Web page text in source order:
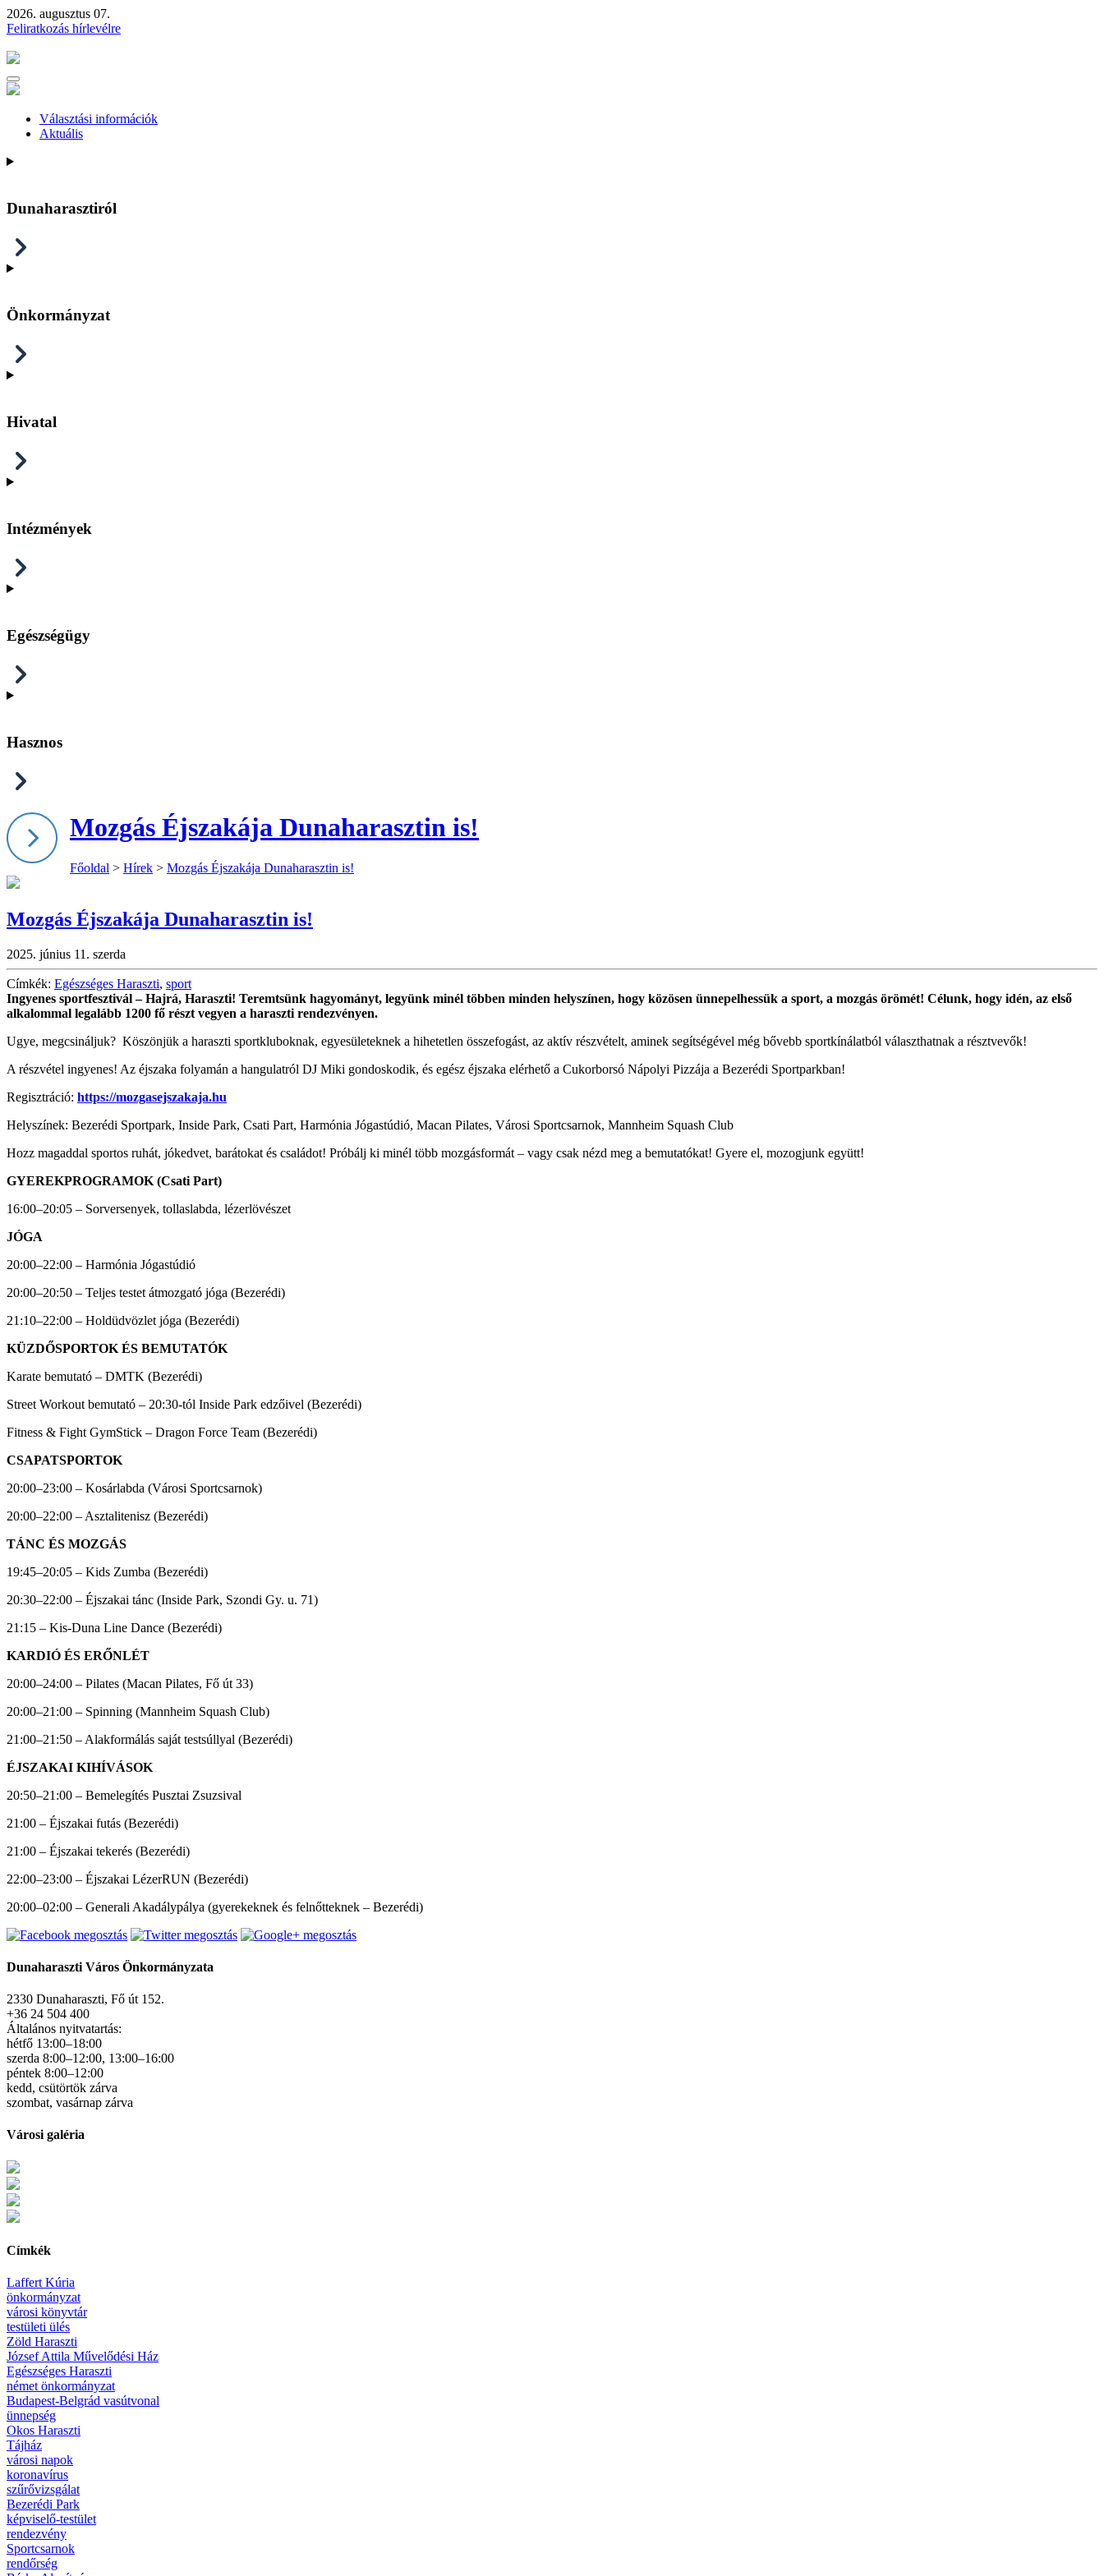
2026. augusztus 07.
Feliratkozás hírlevélre
Választási információk
Aktuális
Dunaharasztiról
Önkormányzat
Hivatal
Intézmények
Egészségügy
Hasznos
Mozgás Éjszakája Dunaharasztin is!
Főoldal > Hírek > Mozgás Éjszakája Dunaharasztin is!
Mozgás Éjszakája Dunaharasztin is!
2025. június 11. szerda
Címkék: Egészséges Haraszti, sport
Ingyenes sportfesztivál – Hajrá, Haraszti! Teremtsünk hagyományt, legyünk minél többen minden helyszínen, hogy közösen ünnepelhessük a sport, a mozgás örömét! Célunk, hogy idén, az első
alkalommal legalább 1200 fő részt vegyen a haraszti rendezvényen.
Ugye, megcsináljuk? Köszönjük a haraszti sportkluboknak, egyesületeknek a hihetetlen összefogást, az aktív részvételt, aminek segítségével még bővebb sportkínálatból választhatnak a résztvevők!
A részvétel ingyenes! Az éjszaka folyamán a hangulatról DJ Miki gondoskodik, és egész éjszaka elérhető a Cukorborsó Nápolyi Pizzája a Bezerédi Sportparkban!
Regisztráció: https://mozgasejszakaja.hu
Helyszínek: Bezerédi Sportpark, Inside Park, Csati Part, Harmónia Jógastúdió, Macan Pilates, Városi Sportcsarnok, Mannheim Squash Club
Hozz magaddal sportos ruhát, jókedvet, barátokat és családot! Próbálj ki minél több mozgásformát – vagy csak nézd meg a bemutatókat! Gyere el, mozogjunk együtt!
GYEREKPROGRAMOK (Csati Part)
16:00–20:05 – Sorversenyek, tollaslabda, lézerlövészet
JÓGA
20:00–22:00 – Harmónia Jógastúdió
20:00–20:50 – Teljes testet átmozgató jóga (Bezerédi)
21:10–22:00 – Holdüdvözlet jóga (Bezerédi)
KÜZDŐSPORTOK ÉS BEMUTATÓK
Karate bemutató – DMTK (Bezerédi)
Street Workout bemutató – 20:30-tól Inside Park edzőivel (Bezerédi)
Fitness & Fight GymStick – Dragon Force Team (Bezerédi)
CSAPATSPORTOK
20:00–23:00 – Kosárlabda (Városi Sportcsarnok)
20:00–22:00 – Asztalitenisz (Bezerédi)
TÁNC ÉS MOZGÁS
19:45–20:05 – Kids Zumba (Bezerédi)
20:30–22:00 – Éjszakai tánc (Inside Park, Szondi Gy. u. 71)
21:15 – Kis-Duna Line Dance (Bezerédi)
KARDIÓ ÉS ERŐNLÉT
20:00–24:00 – Pilates (Macan Pilates, Fő út 33)
20:00–21:00 – Spinning (Mannheim Squash Club)
21:00–21:50 – Alakformálás saját testsúllyal (Bezerédi)
ÉJSZAKAI KIHÍVÁSOK
20:50–21:00 – Bemelegítés Pusztai Zsuzsival
21:00 – Éjszakai futás (Bezerédi)
21:00 – Éjszakai tekerés (Bezerédi)
22:00–23:00 – Éjszakai LézerRUN (Bezerédi)
20:00–02:00 – Generali Akadálypálya (gyerekeknek és felnőtteknek – Bezerédi)
Dunaharaszti Város Önkormányzata
2330 Dunaharaszti, Fő út 152.
+36 24 504 400
Általános nyitvatartás:
hétfő 13:00–18:00
szerda 8:00–12:00, 13:00–16:00
péntek 8:00–12:00
kedd, csütörtök zárva
szombat, vasárnap zárva
Városi galéria
Címkék
Laffert Kúria
önkormányzat
városi könyvtár
testületi ülés
Zöld Haraszti
József Attila Művelődési Ház
Egészséges Haraszti
német önkormányzat
Budapest-Belgrád vasútvonal
ünnepség
Okos Haraszti
Tájház
városi napok
koronavírus
szűrővizsgálat
Bezerédi Park
képviselő-testület
rendezvény
Sportcsarnok
rendőrség